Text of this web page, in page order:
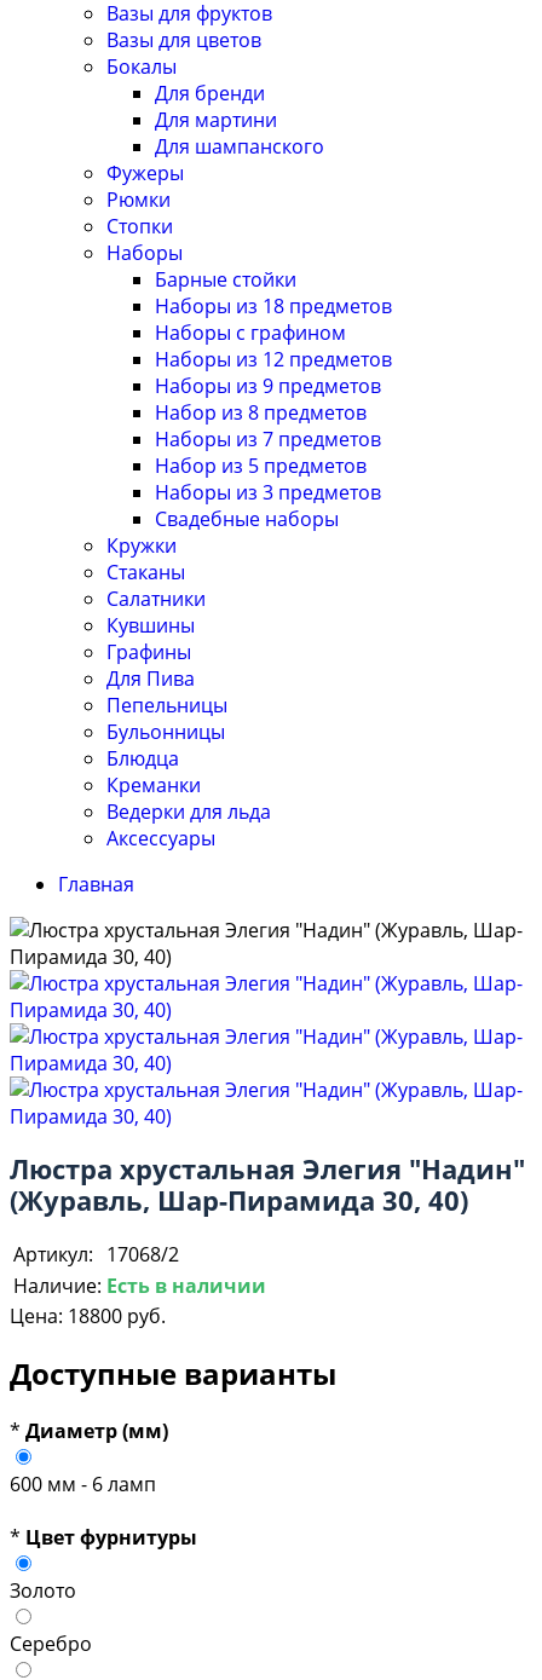
Вазы для фруктов
Вазы для цветов
Бокалы
Для бренди
Для мартини
Для шампанского
Фужеры
Рюмки
Стопки
Наборы
Барные стойки
Наборы из 18 предметов
Наборы с графином
Наборы из 12 предметов
Наборы из 9 предметов
Набор из 8 предметов
Наборы из 7 предметов
Набор из 5 предметов
Наборы из 3 предметов
Свадебные наборы
Кружки
Стаканы
Салатники
Кувшины
Графины
Для Пива
Пепельницы
Бульонницы
Блюдца
Креманки
Ведерки для льда
Аксессуары
Главная
Люстра хрустальная Элегия "Надин"
(Журавль, Шар-Пирамида 30, 40)
Артикул: 17068/2
Наличие: Есть в наличии
Цена: 18800 руб.
Доступные варианты
* Диаметр (мм)
600 мм - 6 ламп
* Цвет фурнитуры
Золото
Серебро